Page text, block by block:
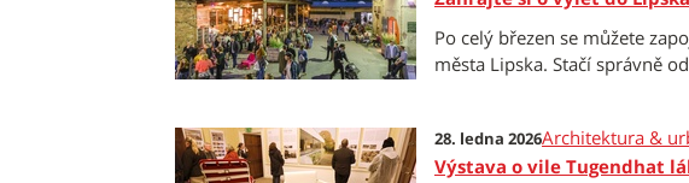
Po celý březen se můžete
města Lipska. Stačí správně
28. ledna 2026Architektura &
Výstava o vile Tugendhat